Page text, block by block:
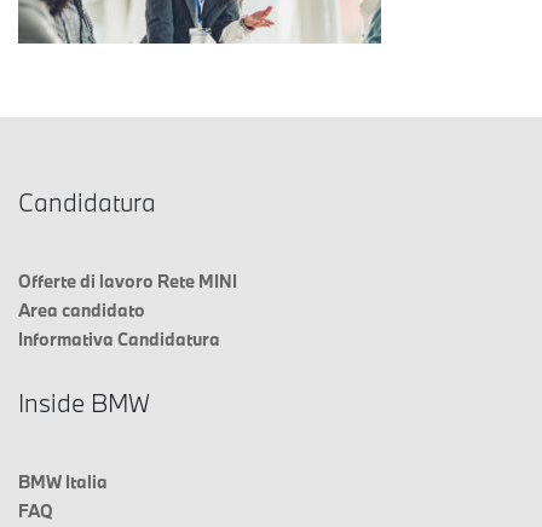
Candidatura
Offerte di lavoro Rete MINI
Area candidato
Informativa Candidatura
Inside BMW
BMW Italia
FAQ